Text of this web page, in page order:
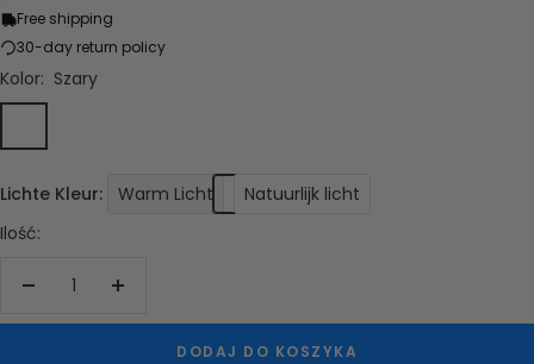
Free shipping
30-day return policy
Kolor: Szary
Lichte Kleur: Warm Licht
Natuurlijk licht
Ilość:
Zwiększ
ilość
Zmniejsz
ilość
DODAJ DO KOSZYKA